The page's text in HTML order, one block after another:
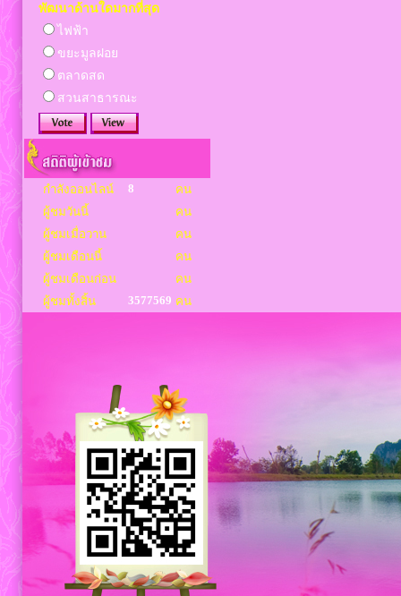
พัฒนาด้านใดมากที่สุด
ไฟฟ้า
ขยะมูลฝอย
ตลาดสด
สวนสาธารณะ
กำลังออนไลน์ 8
คน
ผู้ชมวันนี้
คน
ผู้ชมเมื่อวาน
คน
ผู้ชมเดือนนี้
คน
ผู้ชมเดือนก่อน
คน
ผู้ชมทั้งสิ้น
3577569 คน